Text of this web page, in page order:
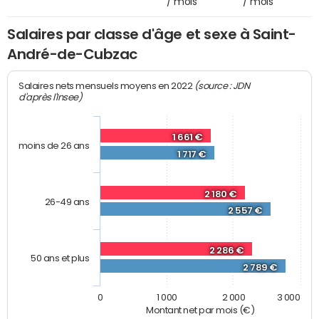
Salaires par classe d'âge et sexe à Saint-
André-de-Cubzac
Montant net par mois (€)
Salaires nets mensuels moyens en 2022 (source : JDN
d'après l'Insee)
1 661 €
2 180 €
2 286 €
1 717 €
2 557 €
2 789 €
moins de 26 ans
26-49 ans
50 ans et plus
0 1 000 2 000 3 000